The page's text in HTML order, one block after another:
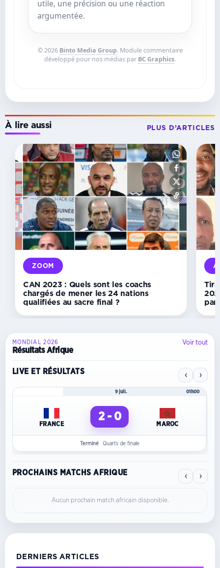
utile, une précision ou une réaction
argumentée.
© 2026 Binto Media Group. Module commentaire
développé pour nos médias par BC Graphics.
À lire aussi PLUS D’ARTICLES
RÉCOMPENSES
Ndambo
d’Or
2026 :
le
successeur
de
Derrick
Assoumou
connu
août
ZOOM
CAN 2023 : Quels sont les coachs
chargés de mener les 24 nations
qualifiées au sacre final ?
par
MONDIAL 2026
Résultats Afrique
Voir tout
LIVE ET RÉSULTATS ‹ ›
9 juil. 01h00
FRANCE
2 - 0
MAROC
Terminé Quarts de finale
PROCHAINS MATCHS AFRIQUE ‹ ›
Aucun prochain match africain disponible.
DERNIERS ARTICLES